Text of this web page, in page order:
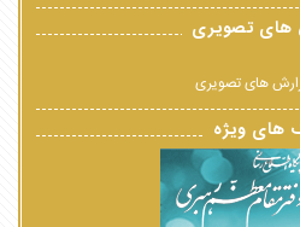
های تصویری
های تصویری
های ویژه